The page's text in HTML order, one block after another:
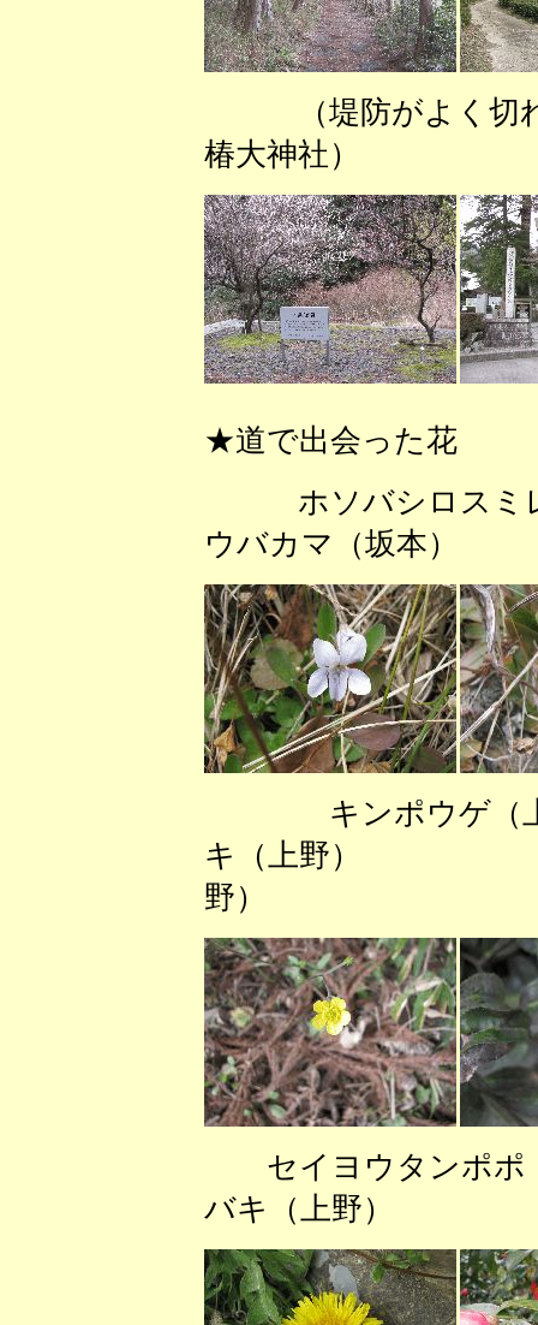
（堤防がよく切
椿大神社） （
★道で出会った花
ホソバシロスミ
ウバカマ（坂本
キンポウ
キ（上野） ヒ
野）
セイヨウタン
バキ（上野）